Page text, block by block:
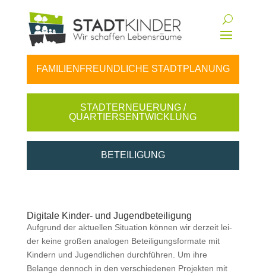
FAMILIENFREUNDLICHE STADTPLANUNG
STADTERNEUERUNG /
QUARTIERSENTWICKLUNG
BETEILIGUNG
Digitale Kinder- und Jugendbeteiligung
Auf­grund der aktuellen Sit­u­a­tion kön­nen wir derzeit lei­
der keine großen analo­gen Beteili­gungs­for­mate mit
Kindern und Jugendlichen durch­führen. Um ihre
Belange den­noch in den ver­schiede­nen Pro­jek­ten mit